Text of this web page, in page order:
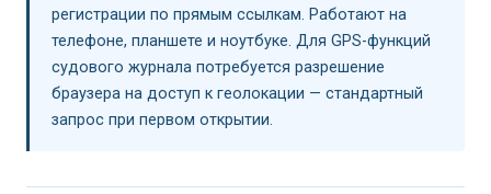
регистрации по прямым ссылкам. Работают на
телефоне, планшете и ноутбуке. Для GPS-функций
судового журнала потребуется разрешение
браузера на доступ к геолокации — стандартный
запрос при первом открытии.